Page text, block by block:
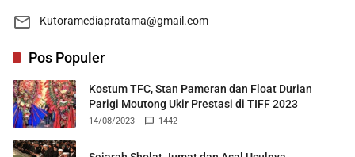
Kutoramediapratama@gmail.com
Pos Populer
Kostum TFC, Stan Pameran dan Float Durian
Parigi Moutong Ukir Prestasi di TIFF 2023
14/08/2023 1442